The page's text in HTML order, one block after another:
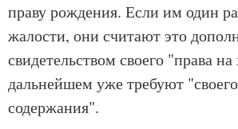
праву рождения. Если им один
жалости, они считают это
свидетельством своего "права
дальнейшем уже требуют
содержания".